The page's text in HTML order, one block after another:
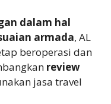
dalam hal
armada, AL
beroperasi dan
review
jasa travel